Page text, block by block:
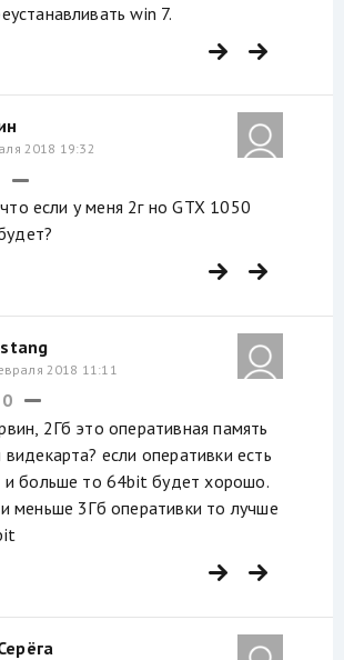
win 7.
2018 19:32
если у меня 2г но GTX 1050
2018 11:11
0
2Гб это оперативная память
видекарта? если оперативки есть
и больше то 64bit будет хорошо.
меньше 3Гб оперативки то лучше